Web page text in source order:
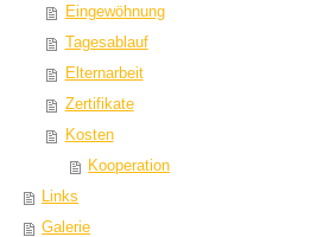
Eingewöhnung
Tagesablauf
Elternarbeit
Zertifikate
Kosten
Kooperation
Links
Galerie